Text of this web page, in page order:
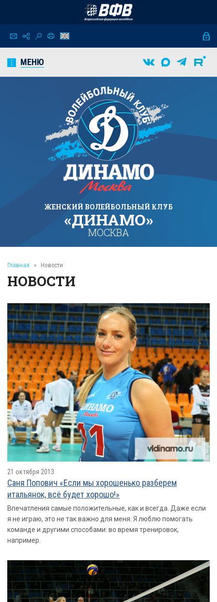
МЕНЮ
ЖЕНСКИЙ ВОЛЕЙБОЛЬНЫЙ КЛУБ
«ДИНАМО»
МОСКВА
Главная » Новости
НОВОСТИ
21 октября 2013
Саня Попович «Если мы хорошенько разберем
итальянок, всё будет хорошо!»
Впечатления самые положительные, как и всегда. Даже если
я не играю, это не так важно для меня. Я люблю помогать
команде и другими способами: во время тренировок,
например.